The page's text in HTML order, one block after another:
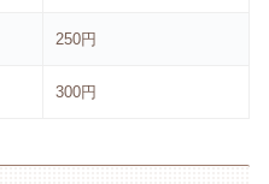
250円
300円